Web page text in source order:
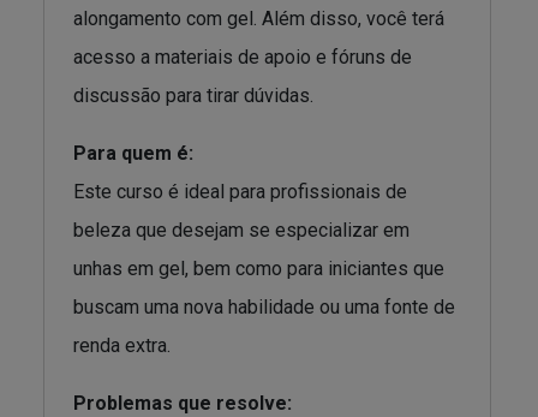
alongamento com gel. Além disso, você terá
acesso a materiais de apoio e fóruns de
discussão para tirar dúvidas.
Para quem é:
Este curso é ideal para profissionais de
beleza que desejam se especializar em
unhas em gel, bem como para iniciantes que
buscam uma nova habilidade ou uma fonte de
renda extra.
Problemas que resolve: